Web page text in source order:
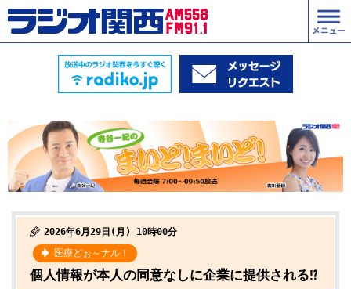
2026年6月29日(月) 10時00分
医療どぉ～ナル！
個人情報が本人の同意なしに企業に提供される⁉